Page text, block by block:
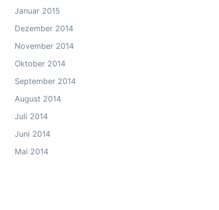
Januar 2015
Dezember 2014
November 2014
Oktober 2014
September 2014
August 2014
Juli 2014
Juni 2014
Mai 2014